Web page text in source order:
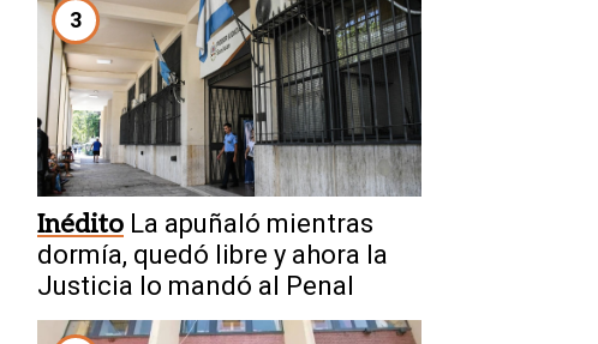
3
Inédito La apuñaló mientras
dormía, quedó libre y ahora la
Justicia lo mandó al Penal